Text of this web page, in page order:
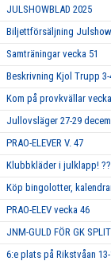
JULSHOWBLAD 2025
Biljettförsäljning
Samträningar vecka 51
Beskrivning Kjol Trupp
Kom på provkvällar
Jullovsläger 27-29
PRAO-ELEVER V. 47
Klubbkläder i julklapp! ??
Köp bingolotter,
PRAO-ELEV vecka 46
JNM-GULD FÖR GK
6:e plats på Rikstvåan